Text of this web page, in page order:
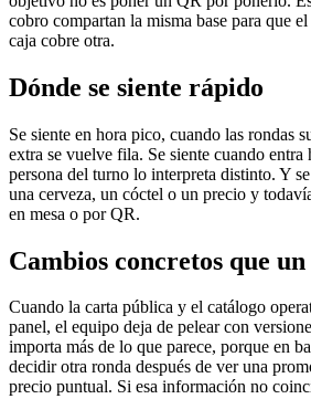
cobro compartan la misma base para que
caja cobre otra.
Dónde se siente rápido
Se siente en hora pico, cuando las rondas
extra se vuelve fila. Se siente cuando entra
persona del turno lo interpreta distinto. Y
una cerveza, un cóctel o un precio y
en mesa o por QR.
Cambios concretos que
Cuando la carta pública y el catálogo
panel, el equipo deja de pelear con
importa más de lo que parece, porque en
decidir otra ronda después de ver una
precio puntual. Si esa información no